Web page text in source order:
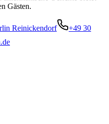
Gästen.
Reinickendorf
+49 30